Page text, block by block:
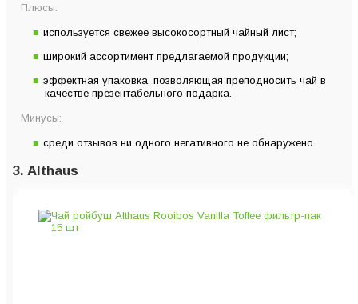
Плюсы:
используется свежее высокосортный чайный лист;
широкий ассортимент предлагаемой продукции;
эффектная упаковка, позволяющая преподносить чай в
качестве презентабельного подарка.
Минусы:
среди отзывов ни одного негативного не обнаружено.
3. Althaus